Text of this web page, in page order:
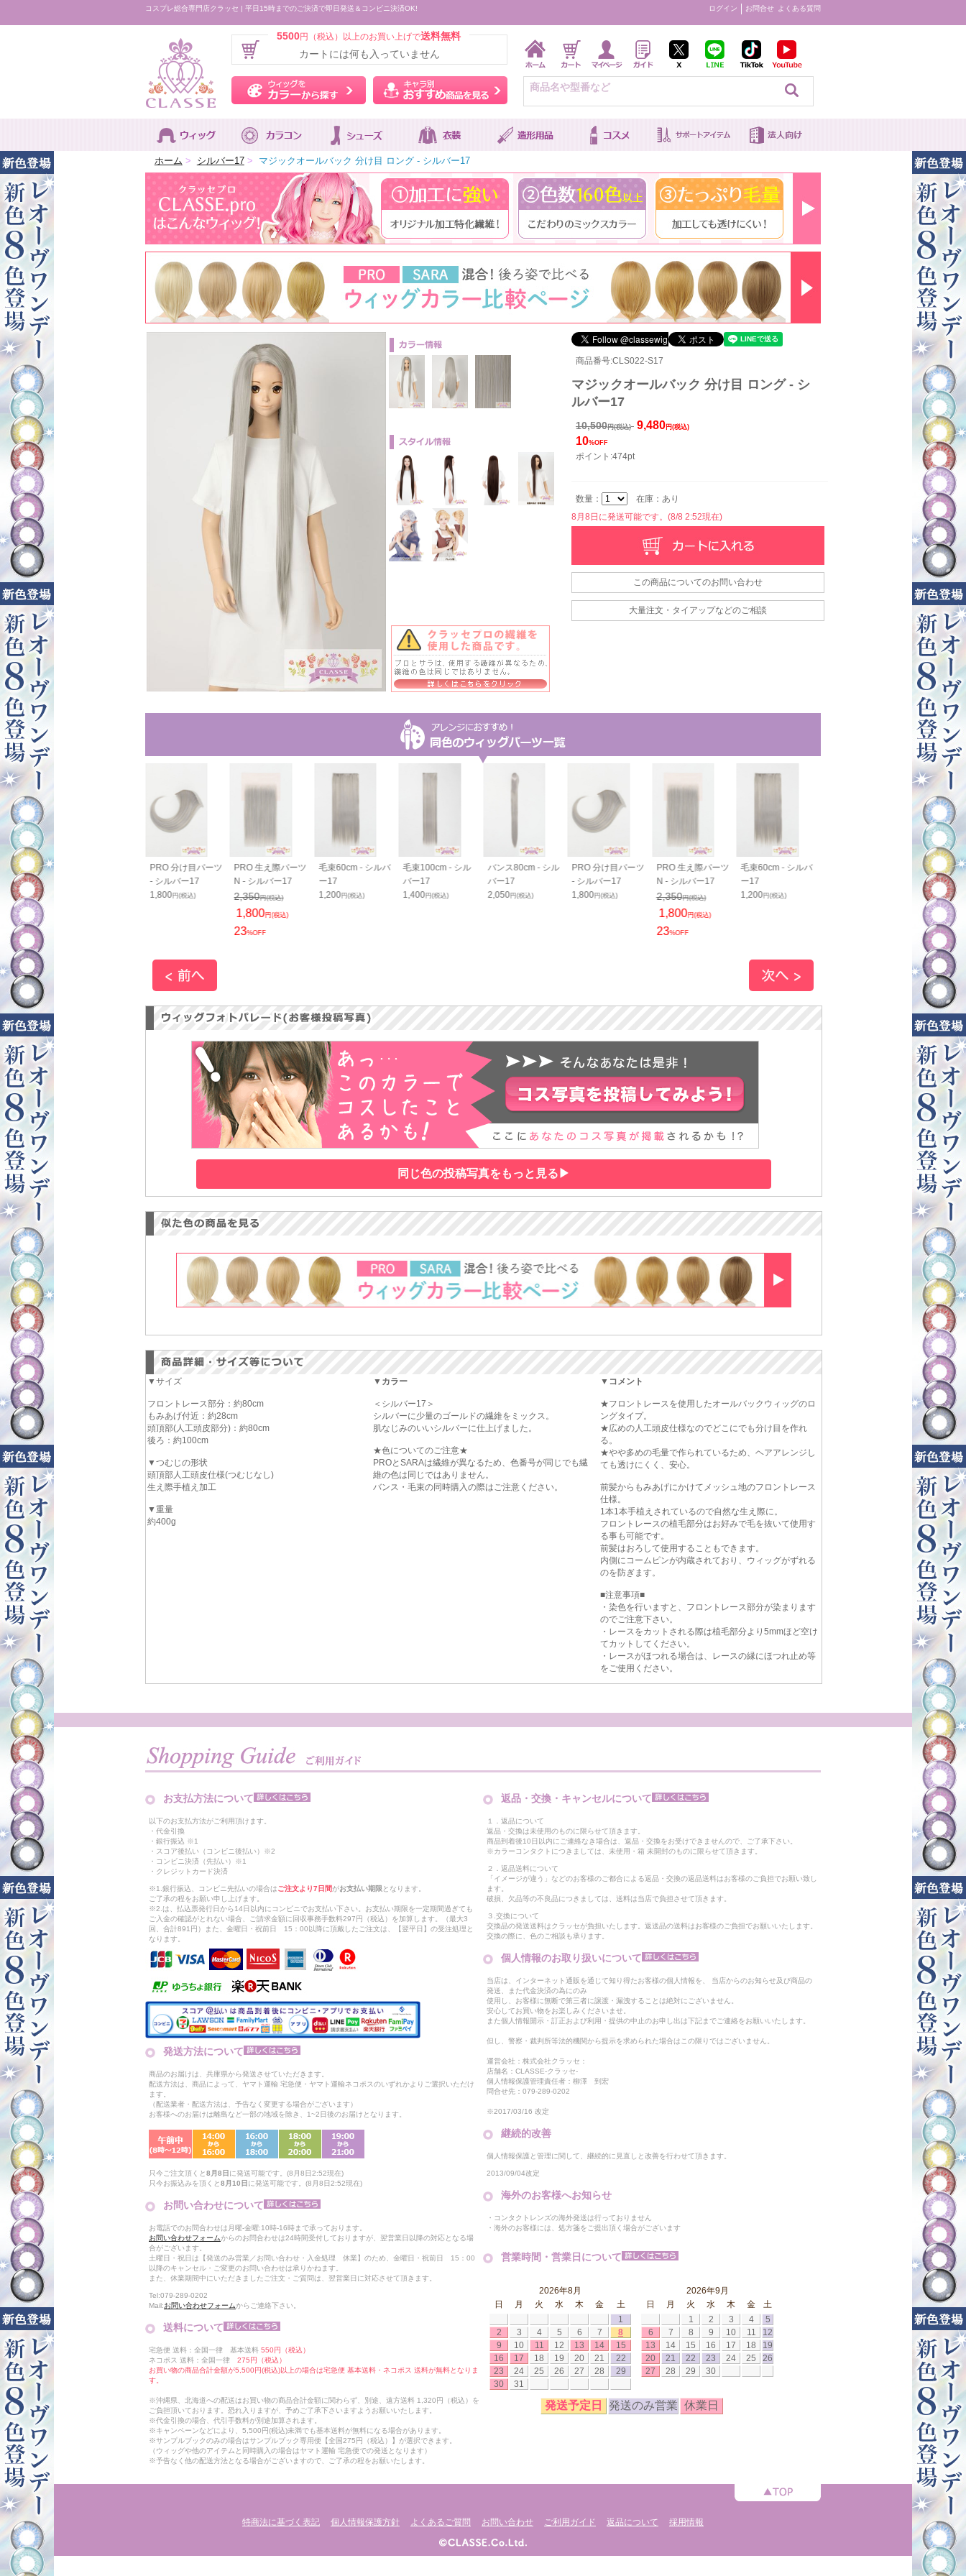
コスプレ総合専門店クラッセ | 平日15時までのご決済で即日発送＆コンビニ決済OK! ログイン お問合せ よくある質問
5500円（税込）以上のお買い上げで送料無料
カートには何も入っていません
ウィッグをカラーから探す キャラ別おすすめ商品を見る
ホーム > シルバー17 > マジックオールバック 分け目 ロング - シルバー17
商品番号:CLS022-S17
マジックオールバック 分け目 ロング - シ
ルバー17
10,500円(税込) 9,480 円(税込)
10%OFF
ポイント:474pt
数量：
在庫：あり
8月8日に発送可能です。(8/8 2:52現在)
この商品についてのお問い合わせ
大量注文・タイアップなどのご相談
- シル
円(税込)
PRO 分け目パーツ
- シルバー17
1,800 円(税込)
PRO 生え際パーツ
N - シルバー17
2,350円(税込)
1,800円(税込)
23%OFF
毛束60cm - シルバ
ー17
1,200 円(税込)
毛束100cm - シル
バー17
1,400 円(税込)
バンス80cm - シル
バー17
2,050 円(税込)
PRO 分け目パーツ
- シルバー17
1,800 円(税込)
PRO 生え際パーツ
N - シルバー17
2,350円(税込)
1,800円(税込)
23%OFF
毛束60cm - シルバ
ー17
1,200 円(税込)
バンス80cm -
バー17
2,050円(税込)
▼サイズ
フロントレース部分：約80cm
もみあげ付近：約28cm
頭頂部(人工頭皮部分)：約80cm
後ろ：約100cm
▼つむじの形状
頭頂部人工頭皮仕様(つむじなし)
生え際手植え加工
▼重量
約400g
▼カラー
＜シルバー17＞
シルバーに少量のゴールドの繊維をミックス。
肌なじみのいいシルバーに仕上げました。
★色についてのご注意★
PROとSARAは繊維が異なるため、色番号が同じでも繊
維の色は同じではありません。
バンス・毛束の同時購入の際はご注意ください。
▼コメント
★フロントレースを使用したオールバックウィッグのロ
ングタイプ。
★広めの人工頭皮仕様なのでどこにでも分け目を作れ
る。
★やや多めの毛量で作られているため、ヘアアレンジし
ても透けにくく、安心。
前髪からもみあげにかけてメッシュ地のフロントレース
仕様。
1本1本手植えされているので自然な生え際に。
フロントレースの植毛部分はお好みで毛を抜いて使用す
る事も可能です。
前髪はおろして使用することもできます。
内側にコームピンが内蔵されており、ウィッグがずれる
のを防ぎます。
■注意事項■
・染色を行いますと、フロントレース部分が染まります
のでご注意下さい。
・レースをカットされる際は植毛部分より5mmほど空け
てカットしてください。
・レースがほつれる場合は、レースの縁にほつれ止め等
をご使用ください。
お支払方法について
以下のお支払方法がご利用頂けます。
・代金引換
・銀行振込 ※1
・スコア後払い（コンビニ後払い）※2
・コンビニ決済（先払い）※1
・クレジットカード決済
※1.銀行振込、コンビニ先払いの場合はご注文より7日間がお支払い期限 となります。
ご了承の程をお願い申し上げます。
※2.は、払込票発行日から14日以内にコンビニでお支払い下さい。お支払い期限を一定期間過ぎても
ご入金の確認がとれない場合、ご請求金額に回収事務手数料297円（税込）を加算します。（最大3
回、合計891円）また、金曜日・祝前日 15：00以降に頂戴したご注文は、【翌平日】の受注処理と
なります。
発送方法について
商品のお届けは、兵庫県から発送させていただきます。
配送方法は、商品によって、ヤマト運輸 宅急便・ヤマト運輸ネコポスのいずれかよりご選択いただけ
ます。
（配送業者・配送方法は、予告なく変更する場合がございます）
お客様へのお届けは離島など一部の地域を除き、1~2日後のお届けとなります。
只今ご注文頂くと8月8日 に発送可能です。(8月8日2:52現在)
只今お振込みを頂くと8月10日 に発送可能です。(8月8日2:52現在)
お問い合わせについて
お電話でのお問合わせは月曜-金曜:10時-16時まで承っております。
お問い合わせフォームからのお問合わせは24時間受付しておりますが、翌営業日以降の対応となる場
合がございます。
土曜日・祝日は【発送のみ営業／お問い合わせ・入金処理 休業】のため、金曜日・祝前日 15：00
以降のキャンセル・ご変更のお問い合わせは承りかねます。
また、休業期間中にいただきましたご注文・ご質問は、翌営業日に対応させて頂きます。
Tel:079-289-0202
Mail:お問い合わせフォームからご連絡下さい。
送料について
宅急便 送料：全国一律 基本送料 550円（税込）
ネコポス 送料：全国一律 275円（税込）
お買い物の商品合計金額が5,500円(税込)以上の場合は宅急便 基本送料・ネコポス 送料が無料となりま
す。
※沖縄県、北海道への配送はお買い物の商品合計金額に関わらず、別途、遠方送料 1,320円（税込）を
ご負担頂いております。恐れ入りますが、予めご了承下さいますようお願いいたします。
※代金引換の場合、代引手数料が別途加算されます。
※キャンペーンなどにより、5,500円(税込)未満でも基本送料が無料になる場合があります。
※サンプルブックのみの場合はサンプルブック専用便【全国275円（税込）】が選択できます。
（ウィッグや他のアイテムと同時購入の場合はヤマト運輸 宅急便での発送となります）
※予告なく他の配送方法となる場合がございますので、ご了承の程をお願いたします。
返品・交換・キャンセルについて
１．返品について
返品・交換は未使用のものに限らせて頂きます。
商品到着後10日以内にご連絡なき場合は、返品・交換をお受けできませんので、ご了承下さい。
※カラーコンタクトにつきましては、未使用・箱 未開封のものに限らせて頂きます。
２．返品送料について
「イメージが違う」などのお客様のご都合による返品・交換の返品送料はお客様のご負担でお願い致し
ます。
破損、欠品等の不良品につきましては、送料は当店で負担させて頂きます。
３.交換について
交換品の発送送料はクラッセが負担いたします。返送品の送料はお客様のご負担でお願いいたします。
交換の際に、色のご相談も承ります。
個人情報のお取り扱いについて
当店は、インターネット通販を通じて知り得たお客様の個人情報を、 当店からのお知らせ及び商品の
発送、また代金決済の為にのみ
使用し、お客様に無断で第三者に譲渡・漏洩することは絶対にございません。
安心してお買い物をお楽しみくださいませ。
また個人情報開示・訂正および利用・提供の中止のお申し出は下記までご連絡をお願いいたします。
但し、警察・裁判所等法的機関から提示を求められた場合はこの限りではございません。
運営会社：株式会社クラッセ：
店舗名：CLASSE-クラッセ-
個人情報保護管理責任者：柳澤 到宏
問合せ先：079-289-0202
※2017/03/16 改定
継続的改善
個人情報保護と管理に関して、継続的に見直しと改善を行わせて頂きます。
2013/09/04改定
海外のお客様へお知らせ
・コンタクトレンズの海外発送は行っておりません
・海外のお客様には、処方箋をご提出頂く場合がございます
営業時間・営業日について
2026年8月
日
月 火 水 木 金
土
1
2
3 4 5 6 7
8
9
10 11 12 13 14
15
16
17 18 19 20 21
22
23
24 25 26 27 28
29
30
31
2026年9月
日
月 火 水 木 金
土
1
2 3 4
5
6
7 8 9 10 11
12
13
14 15 16 17 18
19
20
21 22 23 24 25
26
27
28 29 30
発送予定日 発送のみ営業 休業日
特商法に基づく表記 個人情報保護方針 よくあるご質問 お問い合わせ ご利用ガイド 返品について 採用情報